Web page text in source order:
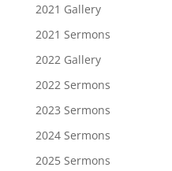
2021 Gallery
2021 Sermons
2022 Gallery
2022 Sermons
2023 Sermons
2024 Sermons
2025 Sermons